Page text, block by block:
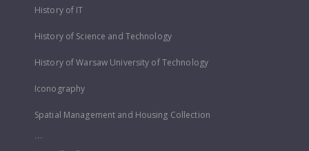
History of IT
History of Science and Technology
History of Warsaw University of Technology
Iconography
Spatial Management and Housing Collection
...